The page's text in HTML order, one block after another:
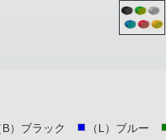
B）ブラック （L）ブルー